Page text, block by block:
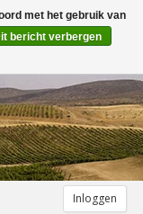
Inloggen
met het gebruik van
bericht verbergen